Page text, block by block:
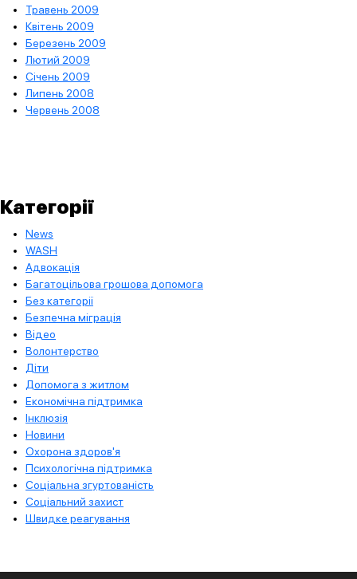
Травень 2009
Квітень 2009
Березень 2009
Лютий 2009
Січень 2009
Липень 2008
Червень 2008
Категорії
News
WASH
Адвокація
Багатоцільова грошова допомога
Без категорії
Безпечна міграція
Відео
Волонтерство
Діти
Допомога з житлом
Економічна підтримка
Інклюзія
Новини
Охорона здоров'я
Психологічна підтримка
Соціальна згуртованість
Соціальний захист
Швидке реагування